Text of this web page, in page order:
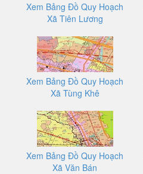
Xem Bảng Đồ Quy Hoạch
Xã Tiên Lương
Xem Bảng Đồ Quy Hoạch
Xã Tùng Khê
Xem Bảng Đồ Quy Hoạch
Xã Văn Bán